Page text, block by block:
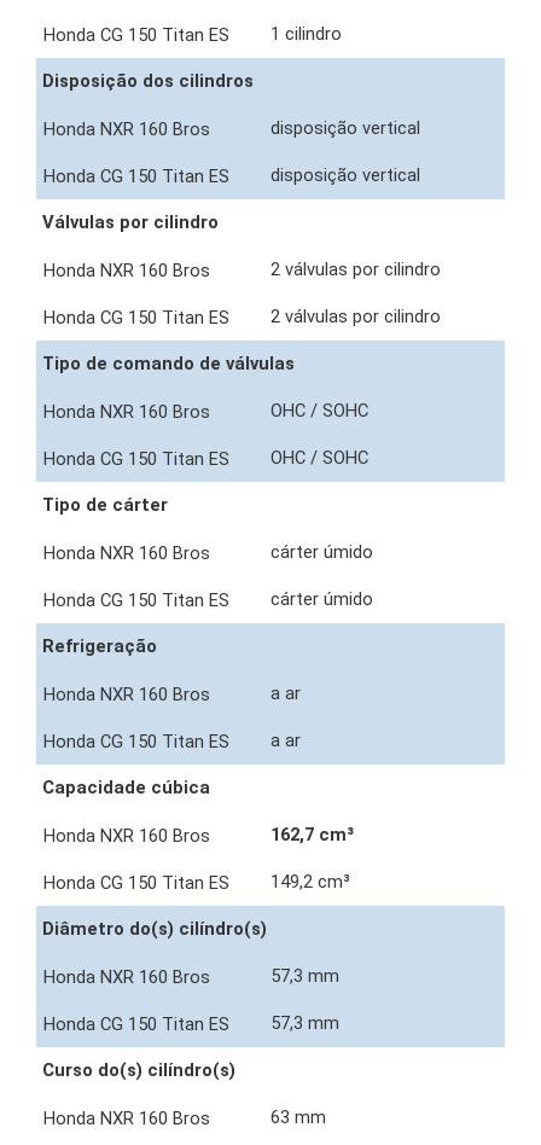
1 cilindro
Disposição dos cilindros
disposição vertical
disposição vertical
Válvulas por cilindro
2 válvulas por cilindro
2 válvulas por cilindro
Tipo de comando de válvulas
OHC / SOHC
OHC / SOHC
Tipo de cárter
cárter úmido
cárter úmido
Refrigeração
a ar
a ar
Capacidade cúbica
162,7 cm³
149,2 cm³
Diâmetro do(s) cilíndro(s)
57,3 mm
57,3 mm
Curso do(s) cilíndro(s)
63 mm